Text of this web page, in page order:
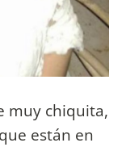
muy chiquita,
están en